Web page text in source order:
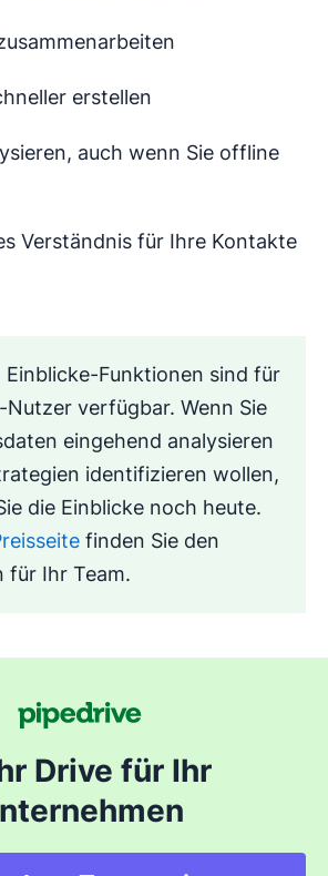
erstellen
auch wenn Sie offline
Verständnis für Ihre Kontakte
Einblicke-Funktionen sind für
Nutzer verfügbar. Wenn Sie
eingehend analysieren
identifizieren wollen,
die Einblicke noch heute.
finden Sie den
für Ihr Team.
Drive für Ihr